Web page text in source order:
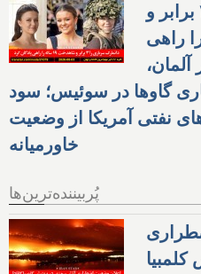
دانمارک سربازی را ۳ برابر و
را راهی
گاوها در سوئیس؛ سود
نفتی آمریکا از وضعیت
خاورمیانه
پُربیننده‌ترین‌ها